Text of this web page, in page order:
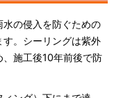
の侵入を防ぐための
。シーリングは紫外
施工後10年前後で防